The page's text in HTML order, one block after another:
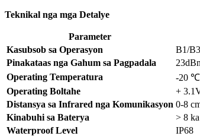
Teknikal nga mga Detalye
Parameter
Kasubsob sa Operasyon
B1/
Pinakataas nga Gahum sa Pagpadala
Operating Temperatura
-20 ℃
Operating Boltahe
+
Distansya sa Infrared nga Komunikasyon 0-8
Kinabuhi sa Baterya
> 8
Waterproof Level
IP68